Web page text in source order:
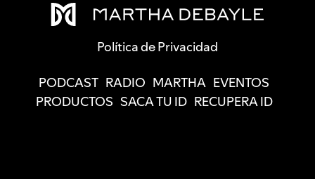
Política de Privacidad
PODCAST RADIO MARTHA EVENTOS
PRODUCTOS SACA TU ID RECUPERA ID